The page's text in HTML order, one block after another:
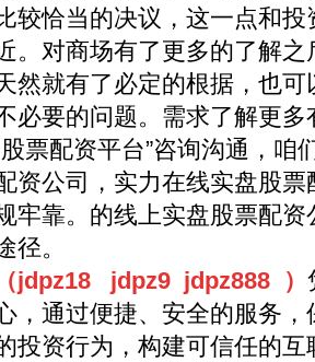
较恰当的决议，这一点和
。对商场有了更多的了解
然就有了必定的根据，也
必要的问题。需求了解更
票配资平台”咨询沟通，咱
资公司，实力在线实盘股
牢靠。的线上实盘股票配
径。
jdpz18 jdpz9 jdpz888 ）
，通过便捷、安全的服务
投资行为，构建可信任的